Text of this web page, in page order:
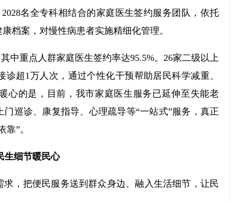
名全专科相结合的家庭医生签约服务团队，依托
档案，对慢性病患者实施精细化管理。
中重点人群家庭医生签约率达95.5%。26家二级以上
超1万人次，通过个性化干预帮助居民科学减重、
心的是，目前，我市家庭医生服务已延伸至失能老
巡诊、康复指导、心理疏导等“一站式”服务，真正
”。
生细节暖民心
，把便民服务送到群众身边、融入生活细节，让民